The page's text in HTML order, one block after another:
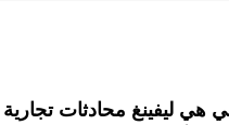
هي ليفينغ محادثات